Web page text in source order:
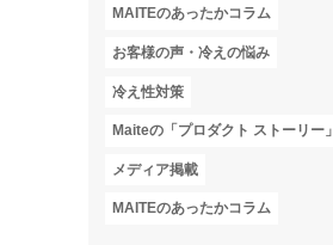
MAITEのあったかコラム
お客様の声・冷えの悩み
冷え性対策
Maiteの「プロダクト ストーリー」
メディア掲載
MAITEのあったかコラム